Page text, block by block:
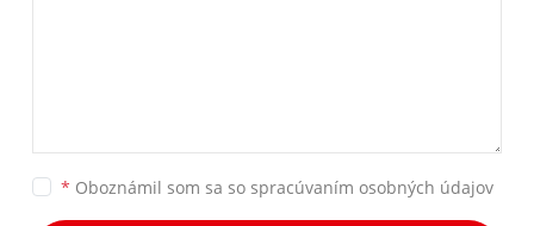
* Oboznámil som sa so spracúvaním osobných údajov